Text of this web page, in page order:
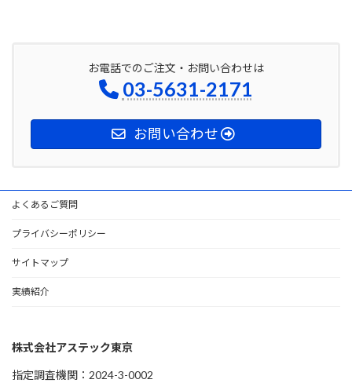
お電話でのご注文・お問い合わせは
03-5631-2171
お問い合わせ
よくあるご質問
プライバシーポリシー
サイトマップ
実績紹介
株式会社アステック東京
指定調査機関：2024-3-0002